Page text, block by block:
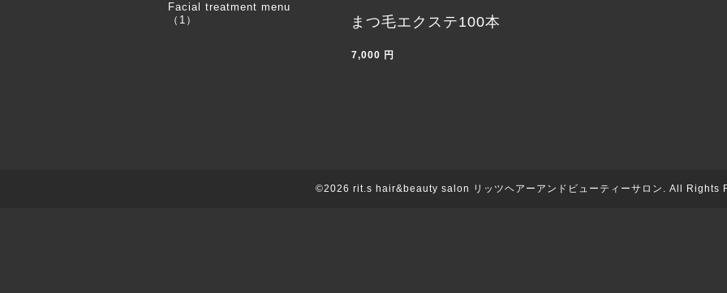
まつ毛エクステ100本
7,000 円
Facial treatment menu
（1）
©2026 rit.s hair&beauty salon リッツヘアーアンドビューティーサロン . All Rights